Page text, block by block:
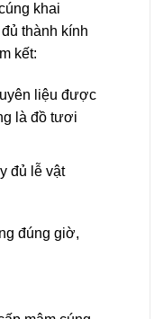
khai
thành kính
kết:
liệu được
là đồ tươi
đủ lễ vật
đúng giờ,